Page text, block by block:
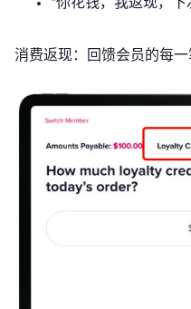
消费返现：回馈会员的每